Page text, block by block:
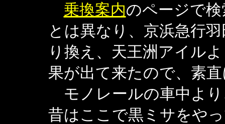
乗換案内のページで
とは異なり、京浜急行
り換え、天王洲アイル
果が出て来たので、素
モノレールの車中よ
昔はここで黒ミサをや